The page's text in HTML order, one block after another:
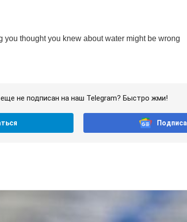
не подписан на наш Telegram? Быстро жми!